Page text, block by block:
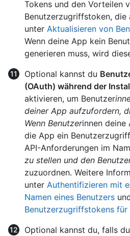
Tokens und den Vorteilen
Benutzerzugriffstoken, die
unter Aktualisieren von
Wenn deine App kein
generieren muss, wird
Optional kannst du
(OAuth) während der
aktivieren, um Benutzer
deiner App aufzufordern,
Wenn Benutzerinnen deine
die App ein
API-Anforderungen im
zu stellen und den
zuzuordnen. Weitere
unter Authentifizieren mit
Namen eines Benutzers
Benutzerzugriffstokens
Optional kannst du, falls